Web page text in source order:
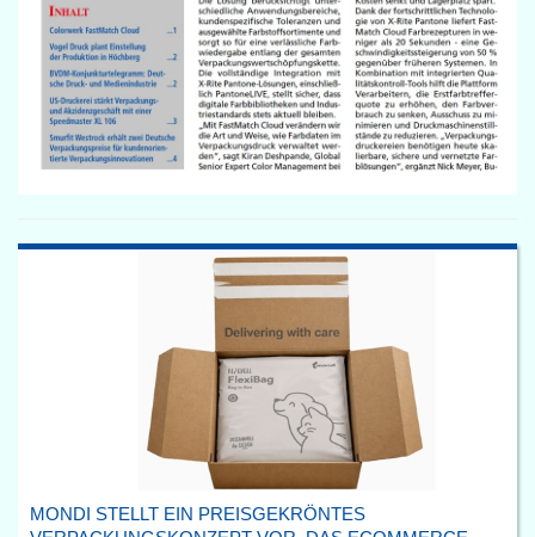
MONDI STELLT EIN PREISGEKRÖNTES